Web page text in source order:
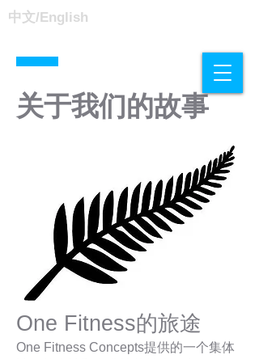
中文/English
关于我们的故事
One Fitness的旅途​
One Fitness Concepts提供的一个集体